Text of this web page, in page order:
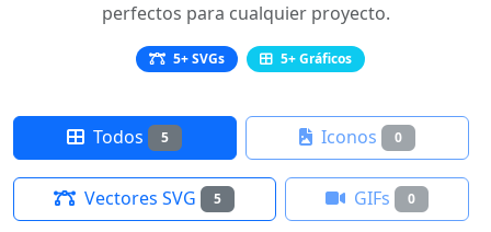
perfectos para cualquier proyecto.
5+ SVGs 5+ Gráficos
Todos 5 Iconos 0
Vectores SVG 5 GIFs 0